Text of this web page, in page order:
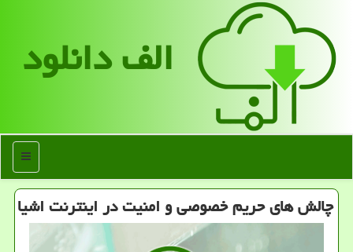
الف دانلود
منو
چالش های حریم خصوصی و امنیت در اینترنت اشیا